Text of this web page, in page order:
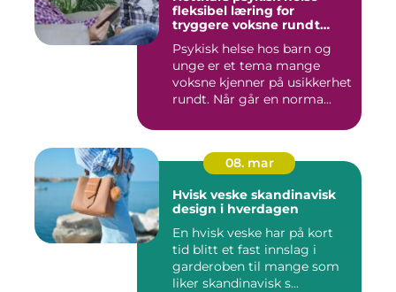
fleksibel læring for
tryggere voksne rundt
Psykisk helse hos barn og
unge er et tema mange
voksne kjenner på usikkerhet
rundt. Når går en norma...
08. mar
Hvisk veske skandinavisk
design i hverdagen
En hvisk veske har på kort
tid blitt et fast innslag i
garderoben til mange som
liker skandinavisk s...